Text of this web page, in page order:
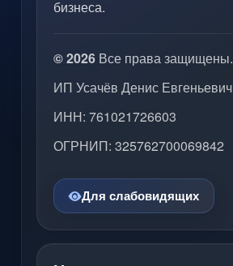
бизнеса.
© 2026 Все права защищены.
ИП Усачёв Денис Евгеньевич
ИНН: 761021726603
ОГРНИП: 325762700069842
Для слабовидящих